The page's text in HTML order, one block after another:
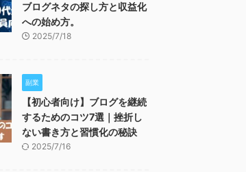
ブログネタの探し方と収益化
への始め方。
2025/7/18
副業
【初心者向け】ブログを継続
するためのコツ7選｜挫折し
ない書き方と習慣化の秘訣
2025/7/16